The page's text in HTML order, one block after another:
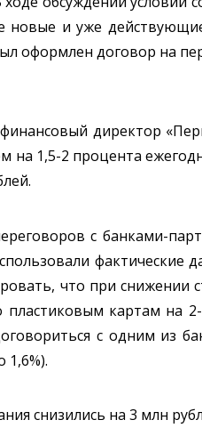
и уже
оформлен договор на
директор
1,5-2 процента
с банками-
что при снижении
картам на
с одним из
1,6%).
снизились на 3 млн